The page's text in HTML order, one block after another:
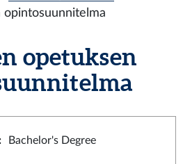
opetuksen
:
Bachelor's Degree